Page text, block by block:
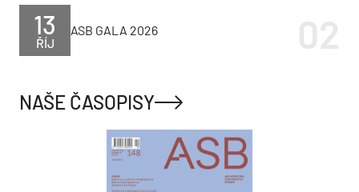
ŘÍJ
13 ASB GALA 2026
NAŠE ČASOPISY